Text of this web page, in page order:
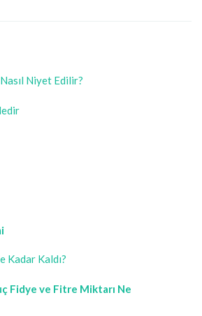
Niyet Edilir?
Kadar Kaldı?
Fidye ve Fitre Miktarı Ne